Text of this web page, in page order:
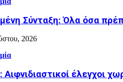
Σύνταξη: Όλα όσα
2026
έλεγχοι